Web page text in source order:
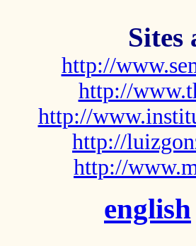
Sites
http://
http://
http://
http://
http://
english